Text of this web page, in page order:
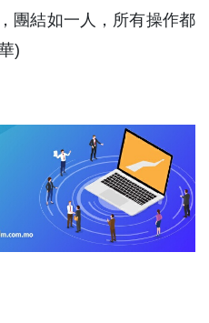
團結如一人，所有操作都
)